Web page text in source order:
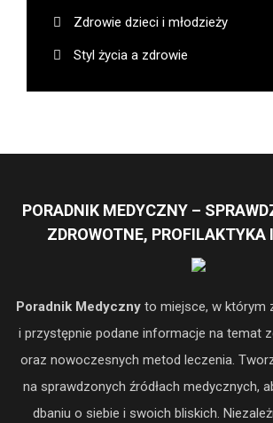
Zdrowie dzieci i młodzieży
Styl życia a zdrowie
PORADNIK MEDYCZNY –
ZDROWOTNE, PROFILAKTYKA
Poradnik Medycznyto miejsce, w którym
i przystępnie podane informacje na temat
oraz nowoczesnych metod leczenia.
na sprawdzonych źródłach medycznych,
dbaniu o siebie i swoich bliskich.